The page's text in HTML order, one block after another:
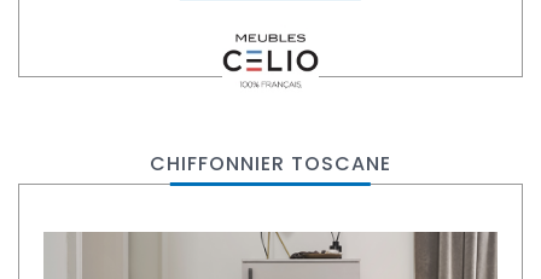
CHIFFONNIER TOSCANE